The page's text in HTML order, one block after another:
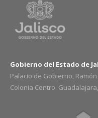
Gobierno del Estado de
Palacio de Gobierno,
Colonia Centro.